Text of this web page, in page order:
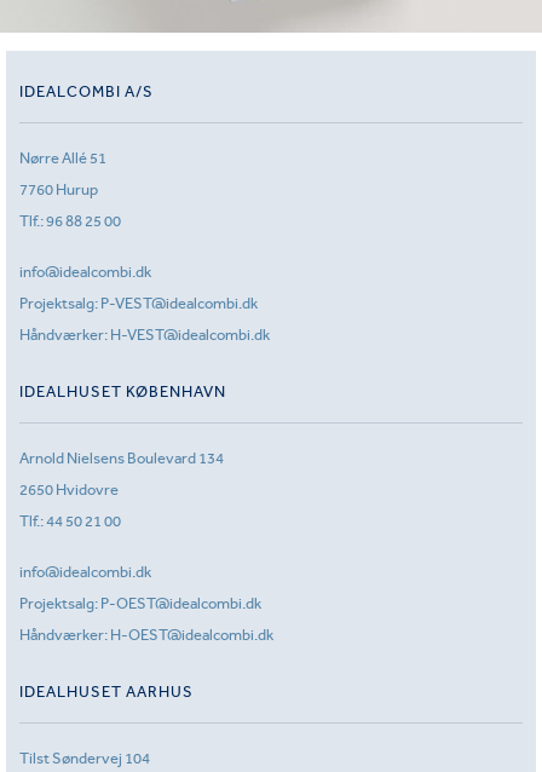
IDEALCOMBI A/S
Nørre Allé 51
7760 Hurup
Tlf.:96 88 25 00
info@idealcombi.dk
Projektsalg: P-VEST@idealcombi.dk
Håndværker: H-VEST@idealcombi.dk
IDEALHUSET KØBENHAVN
Arnold Nielsens Boulevard 134
2650 Hvidovre
Tlf.:44 50 21 00
info@idealcombi.dk
Projektsalg: P-OEST@idealcombi.dk
Håndværker: H-OEST@idealcombi.dk
IDEALHUSET AARHUS
Tilst Søndervej 104